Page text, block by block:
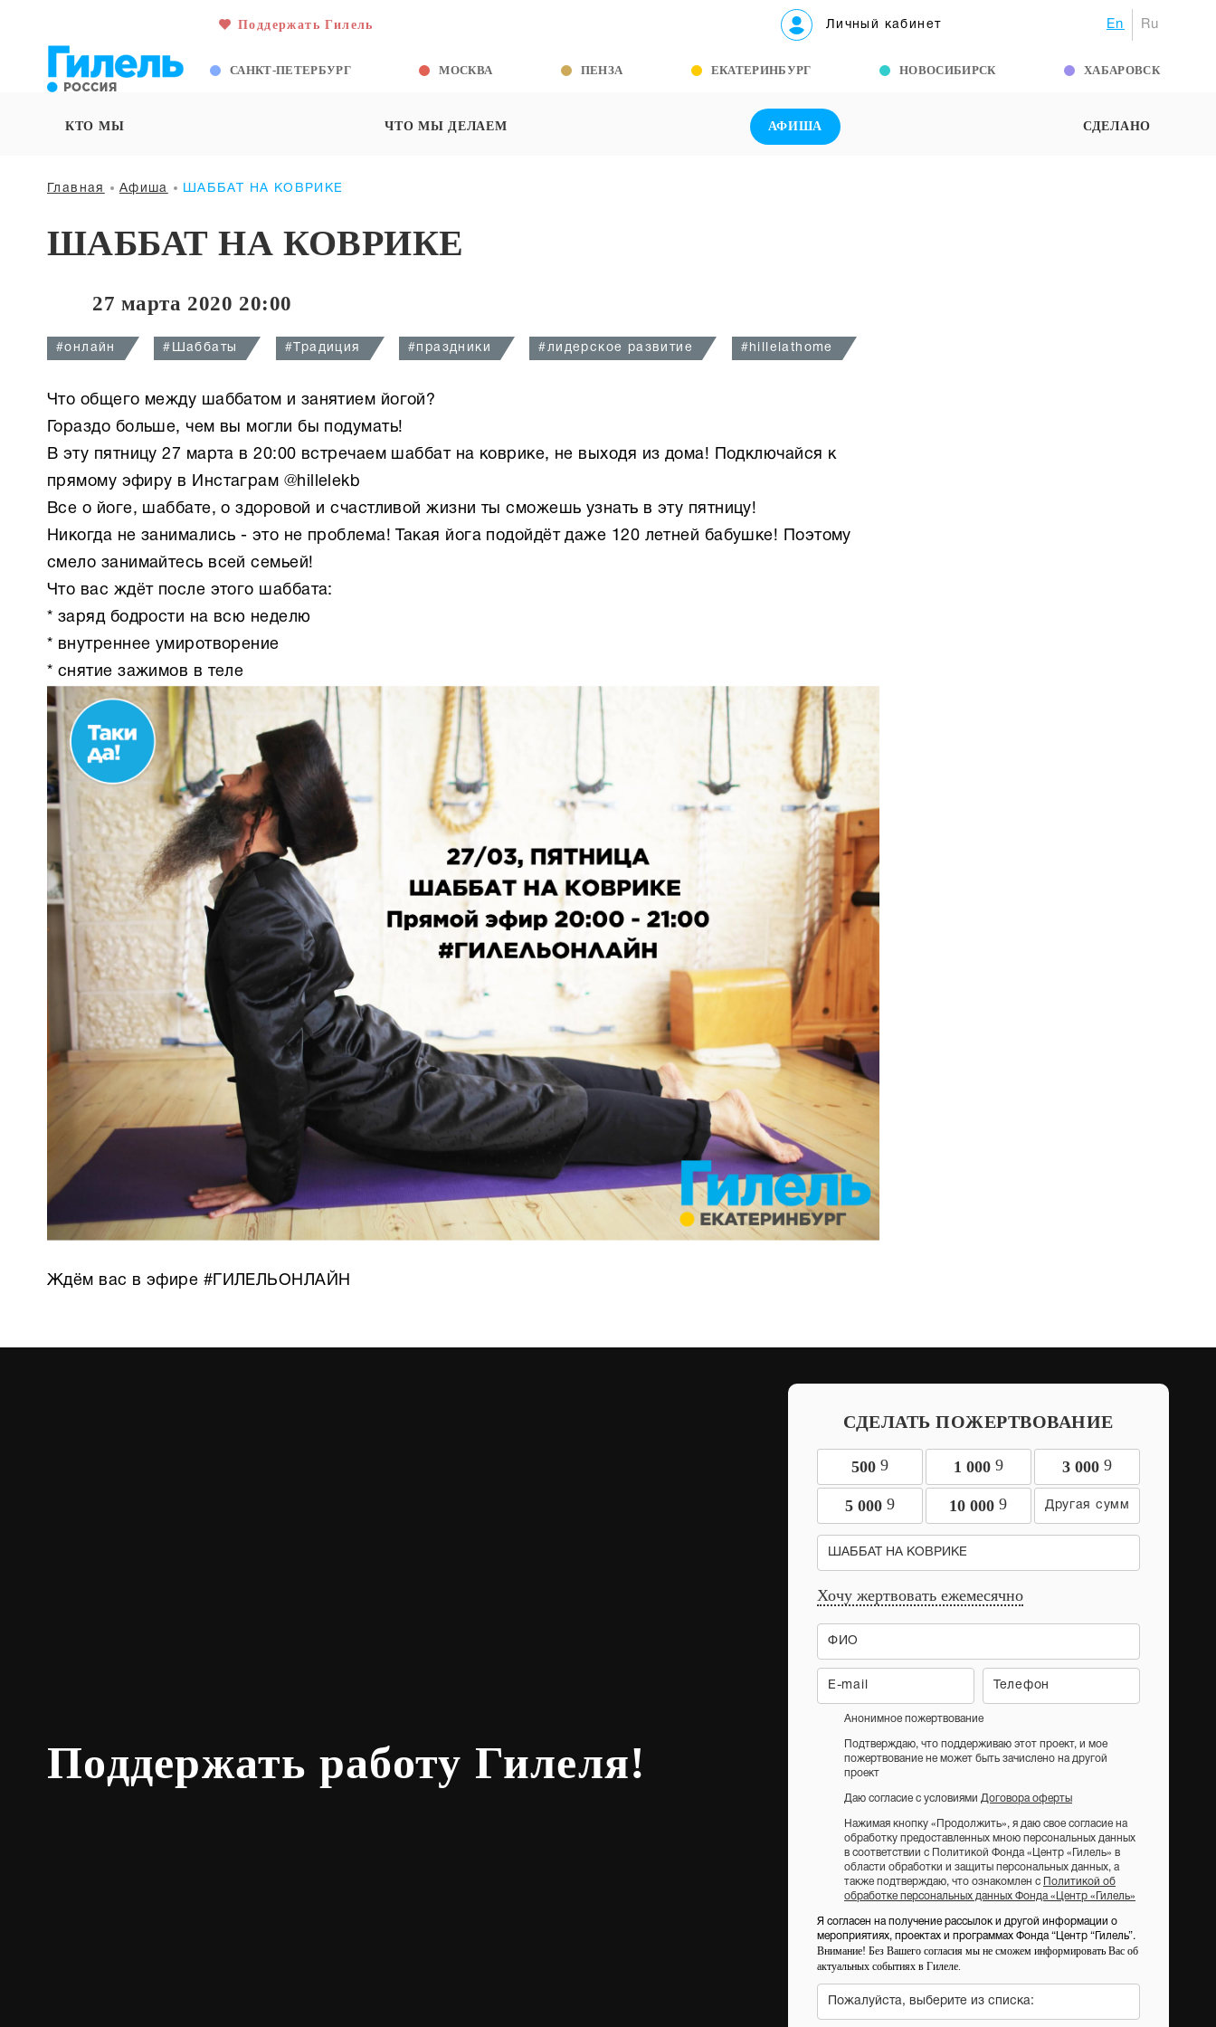
Поддержать Гилель Личный кабинет En Ru
САНКТ-ПЕТЕРБУРГ МОСКВА ПЕНЗА ЕКАТЕРИНБУРГ НОВОСИБИРСК ХАБАРОВСК
КТО МЫ ЧТО МЫ ДЕЛАЕМ АФИША СДЕЛАНО
Главная Афиша ШАББАТ НА КОВРИКЕ
ШАББАТ НА КОВРИКЕ
27 марта 2020 20:00
#онлайн #Шаббаты #Традиция #праздники #лидерское развитие #hillelathome
Что общего между шаббатом и занятием йогой?
Гораздо больше, чем вы могли бы подумать!
В эту пятницу 27 марта в 20:00 встречаем шаббат на коврике, не выходя из дома! Подключайся к
прямому эфиру в Инстаграм @hillelekb
Все о йоге, шаббате, о здоровой и счастливой жизни ты сможешь узнать в эту пятницу!
Никогда не занимались - это не проблема! Такая йога подойдёт даже 120 летней бабушке! Поэтому
смело занимайтесь всей семьей!
Что вас ждёт после этого шаббата:
* заряд бодрости на всю неделю
* внутреннее умиротворение
* снятие зажимов в теле
Ждём вас в эфире #ГИЛЕЛЬОНЛАЙН
Поддержать работу Гилеля!
СДЕЛАТЬ ПОЖЕРТВОВАНИЕ
500 9 1 000 9 3 000 9
5 000 9 10 0009
ШАББАТ НА КОВРИКЕ
Хочу жертвовать ежемесячно
Анонимное пожертвование
Подтверждаю, что поддерживаю этот проект, и мое
пожертвование не может быть зачислено на другой
проект
Даю согласие с условиями Договора оферты
Нажимая кнопку «Продолжить», я даю свое согласие на
обработку предоставленных мною персональных данных
в соответствии с Политикой Фонда «Центр «Гилель» в
области обработки и защиты персональных данных, а
также подтверждаю, что ознакомлен с
Политикой об
обработке персональных данных Фонда «Центр «Гилель»
Я согласен на получение рассылок и другой информации о
мероприятиях, проектах и программах Фонда “Центр “Гилель”.
Внимание! Без Вашего согласия мы не сможем информировать Вас об
актуальных событиях в Гилеле.
Пожалуйста, выберите из списка: